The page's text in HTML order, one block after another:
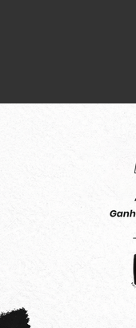
Swim Preto